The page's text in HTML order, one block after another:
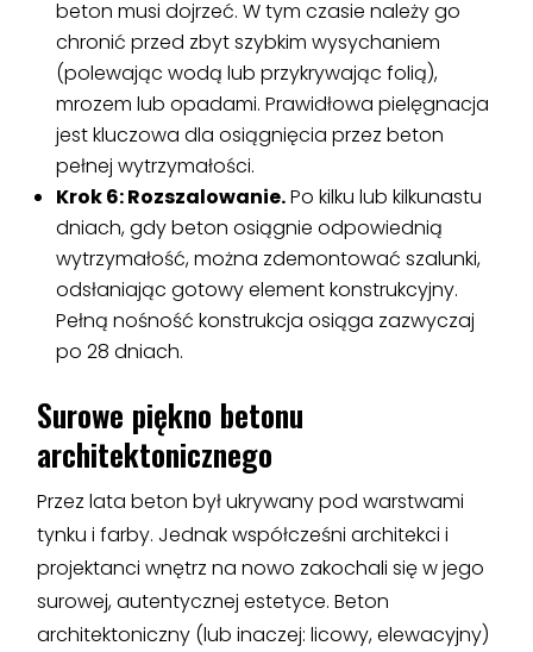
beton musi dojrzeć. W tym czasie należy go
chronić przed zbyt szybkim wysychaniem
(polewając wodą lub przykrywając folią),
mrozem lub opadami. Prawidłowa pielęgnacja
jest kluczowa dla osiągnięcia przez beton
pełnej wytrzymałości.
Krok 6: Rozszalowanie.Po kilku lub kilkunastu
dniach, gdy beton osiągnie odpowiednią
wytrzymałość, można zdemontować szalunki,
odsłaniając gotowy element konstrukcyjny.
Pełną nośność konstrukcja osiąga zazwyczaj
po 28 dniach.
Surowe piękno betonu
architektonicznego
Przez lata beton był ukrywany pod warstwami
tynku i farby. Jednak współcześni architekci i
projektanci wnętrz na nowo zakochali się w jego
surowej, autentycznej estetyce. Beton
architektoniczny (lub inaczej: licowy, elewacyjny)